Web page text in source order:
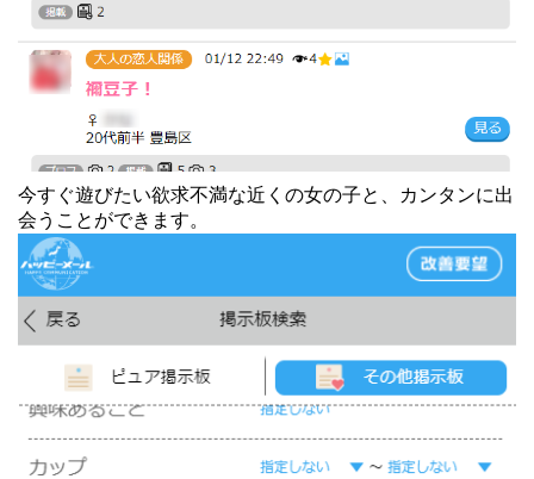
今すぐ遊びたい欲求不満な近くの女の子と、カンタンに出
会うことができます。